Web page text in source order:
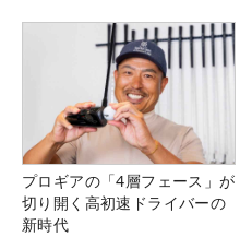
プロギアの「4層フェース」が
切り開く高初速ドライバーの
新時代